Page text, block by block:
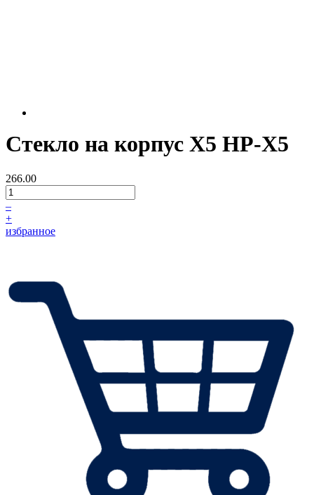
Стекло на корпус Х5 HP-X5
266.00
–
+
избранное